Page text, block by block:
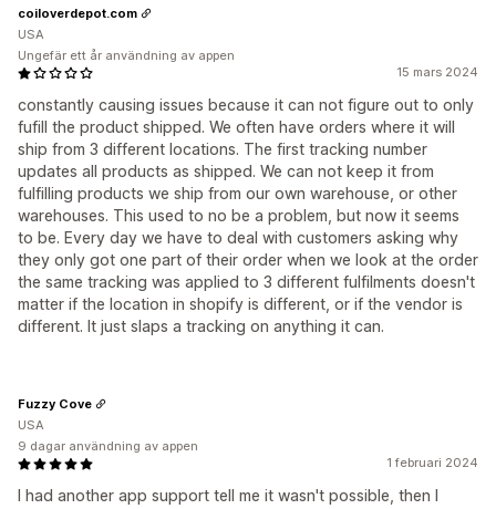
15 mars 2024
constantly causing issues because it can not figure out to only
fufill the product shipped. We often have orders where it will
ship from 3 different locations. The first tracking number
updates all products as shipped. We can not keep it from
fulfilling products we ship from our own warehouse, or other
warehouses. This used to no be a problem, but now it seems
to be. Every day we have to deal with customers asking why
they only got one part of their order when we look at the order
the same tracking was applied to 3 different fulfilments doesn't
matter if the location in shopify is different, or if the vendor is
different. It just slaps a tracking on anything it can.
coiloverdepot.com
USA
Ungefär ett år användning av appen
1 februari 2024
I had another app support tell me it wasn't possible, then I
Fuzzy Cove
USA
9 dagar användning av appen